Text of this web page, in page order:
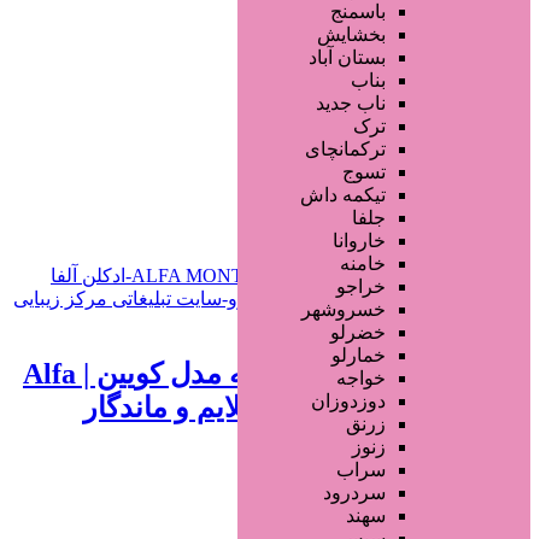
باسمنج
بخشایش
بستان آباد
بناب
ناب جدید
ترک
ترکمانچای
تسوج
تیکمه داش
جلفا
خاروانا
خامنه
خراجو
خسروشهر
خضرلو
خمارلو
خواجه
دوزدوزان
زرنق
زنوز
سراب
سردرود
سهند
جستجو پیشرفته
افزودن به علاقه‌مندی 479 بازدید
مشهد
ادو پرفیوم زنانه آلفا مونته مدل کویین | Alfa
Monte Queen با رایحه ملایم و ماندگار
محصولات آرایشی